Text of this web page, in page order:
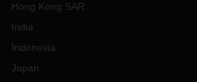
Hong Kong SAR
India
Indonesia
Japan